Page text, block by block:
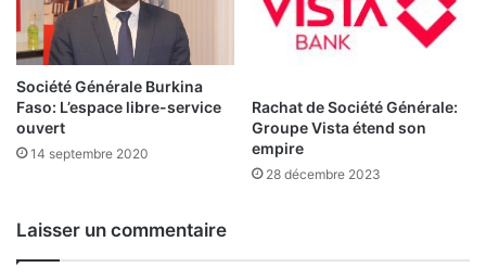
e
l
o
n
l
n
t
Société Générale Burkina
Faso: L’espace libre-service
ouvert
14 septembre 2020
Rachat de Société Générale:
Groupe Vista étend son
empire
28 décembre 2023
Laisser un commentaire